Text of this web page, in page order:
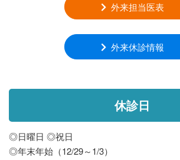
外来担当医表
外来休診情報
休診日
◎日曜日 ◎祝日
◎年末年始（12/29～1/3）